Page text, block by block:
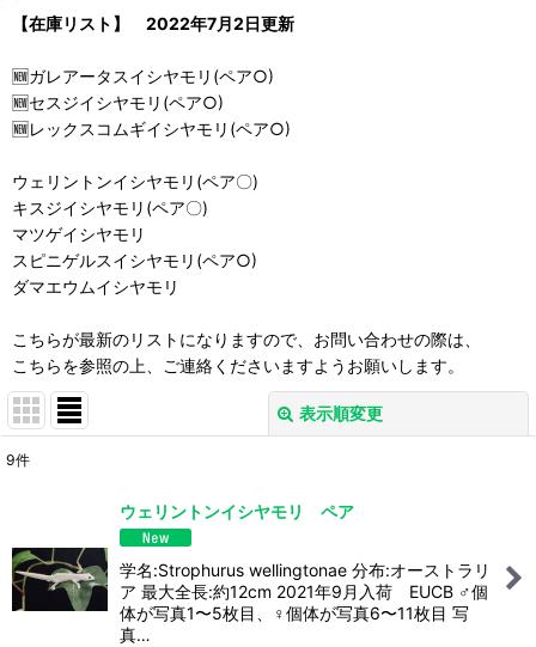
【在庫リスト】 2022年7月2日更新
🆕ガレアータスイシヤモリ(ペア○)
🆕セスジイシヤモリ(ペア○)
🆕レックスコムギイシヤモリ(ペア○)
ウェリントンイシヤモリ(ペア〇)
キスジイシヤモリ(ペア〇)
マツゲイシヤモリ
スピニゲルスイシヤモリ(ペア○)
ダマエウムイシヤモリ
こちらが最新のリストになりますので、お問い合わせの際は、
こちらを参照の上、ご連絡くださいますようお願いします。
表示順変更
並び順:
絞り込む
9件
ウェリントンイシヤモリ ペア
学名:Strophurus wellingtonae 分布:オーストラリ
ア 最大全長:約12cm 2021年9月入荷 EUCB ♂個
体が写真1〜5枚目、♀個体が写真6〜11枚目 写
真…